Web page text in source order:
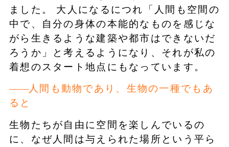
ました。 大人になるにつれ「人間も空間の
中で、自分の身体の本能的なものを感じな
がら生きるような建築や都市はできないだ
ろうか」と考えるようになり、それが私の
着想のスタート地点にもなっています。
人間も動物であり、生物の一種でもあ
ると
生物たちが自由に空間を楽しんでいるの
に、なぜ人間は与えられた場所という平ら